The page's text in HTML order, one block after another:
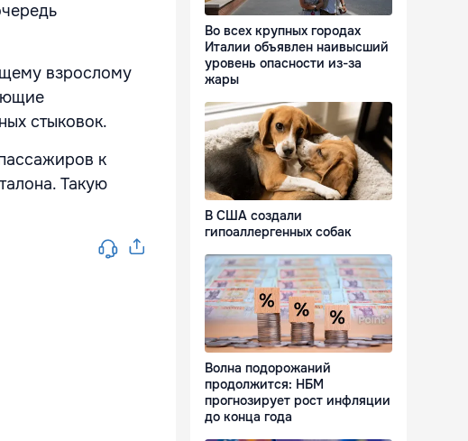
взрослому
стыковок.
к
Такую
Во всех крупных городах
Италии объявлен наивысший
уровень опасности из-за
жары
В США создали
гипоаллергенных собак
Волна подорожаний
продолжится: НБМ
прогнозирует рост инфляции
до конца года